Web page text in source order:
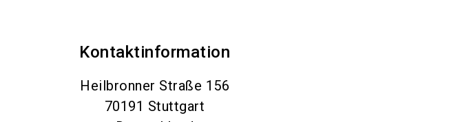
Kontaktinformation
Heilbronner Straße 156
70191 Stuttgart